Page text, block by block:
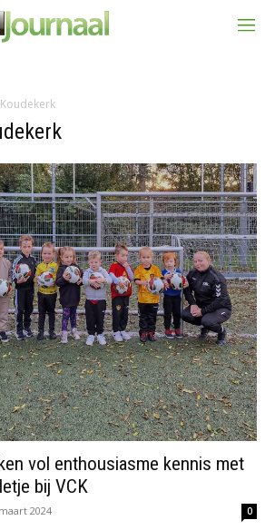
Koudekerk
vol enthousiasme kennis met
bij VCK
2024 0